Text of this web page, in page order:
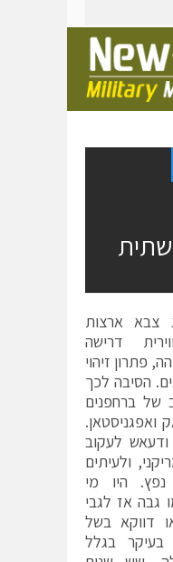
צבא ארצות
דרישה
פתרון זיהוי
הסיבה לכך
של ברחפנים
ואפגניסטאן.
לעקוב
ולעיתים
היו מי
גבה אז לגבי
דווקא בשל
בעיקר בגלל